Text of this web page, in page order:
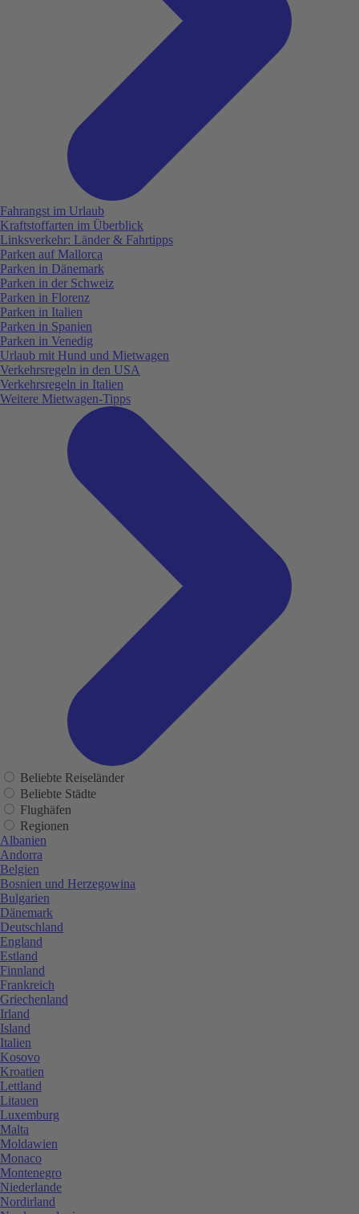
Fahrangst im Urlaub
Kraftstoffarten im Überblick
Linksverkehr: Länder & Fahrtipps
Parken auf Mallorca
Parken in Dänemark
Parken in der Schweiz
Parken in Florenz
Parken in Italien
Parken in Spanien
Parken in Venedig
Urlaub mit Hund und Mietwagen
Verkehrsregeln in den USA
Verkehrsregeln in Italien
Weitere Mietwagen-Tipps
Beliebte Reiseländer
Beliebte Städte
Flughäfen
Regionen
Albanien
Andorra
Belgien
Bosnien und Herzegowina
Bulgarien
Dänemark
Deutschland
England
Estland
Finnland
Frankreich
Griechenland
Irland
Island
Italien
Kosovo
Kroatien
Lettland
Litauen
Luxemburg
Malta
Moldawien
Monaco
Montenegro
Niederlande
Nordirland